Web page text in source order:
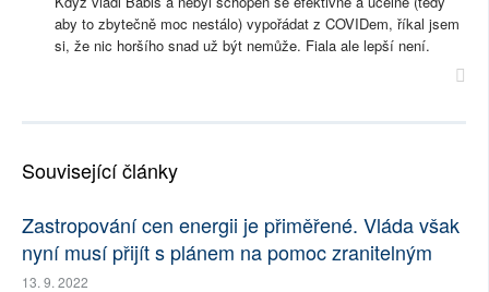
aby to zbytečně moc nestálo) vypořádat z COVIDem, říkal jsem
si, že nic horšího snad už být nemůže. Fiala ale lepší není.
Související články
Zastropování cen energii je přiměřené. Vláda však
nyní musí přijít s plánem na pomoc zranitelným
13. 9. 2022